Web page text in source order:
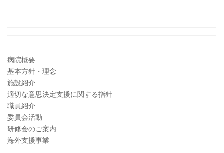
病院概要
基本方針・理念
施設紹介
適切な意思決定支援に関する指針
職員紹介
委員会活動
研修会のご案内
海外支援事業